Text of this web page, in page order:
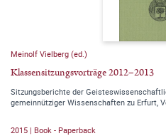
Meinolf Vielberg (ed.)
Klassensitzungsvorträge 2012–2013
Sitzungsberichte der
gemeinnütziger Wissenschaften zu Erfurt,
2015 | Book - Paperback